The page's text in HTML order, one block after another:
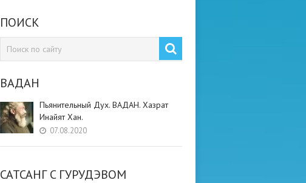
ПОИСК
ВАДАН
Пьянительный Дух. ВАДАН. Хазрат
Инайят Хан.
07.08.2020
САТСАНГ C ГУРУДЭВОМ